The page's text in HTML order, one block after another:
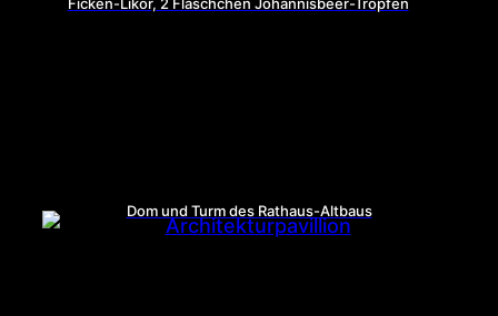
Dom und Turm des Rathaus-Altbaus